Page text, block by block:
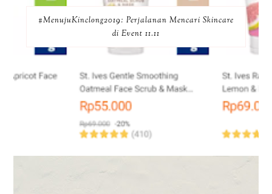
#MenujuKinclong2019: Perjalanan Mencari Skincare
di Event 11.11